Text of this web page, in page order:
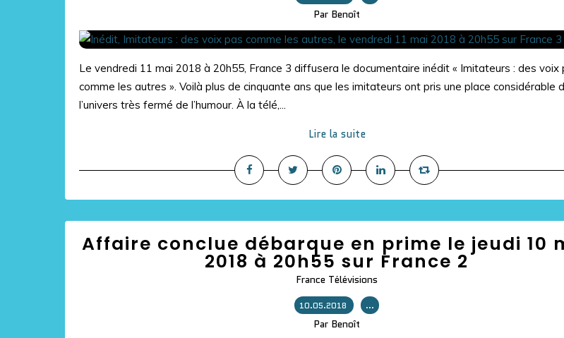
Par Benoît
Le vendredi 11 mai 2018 à 20h55, France 3 diffusera le documentaire inédit « Imitateurs : des voix
comme les autres ». Voilà plus de cinquante ans que les imitateurs ont pris une place considérable
l’univers très fermé de l’humour. À la télé,...
Lire la suite
Affaire conclue débarque en prime le jeudi 10
2018 à 20h55 sur France 2
France Télévisions
10.05.2018 …
Par Benoît